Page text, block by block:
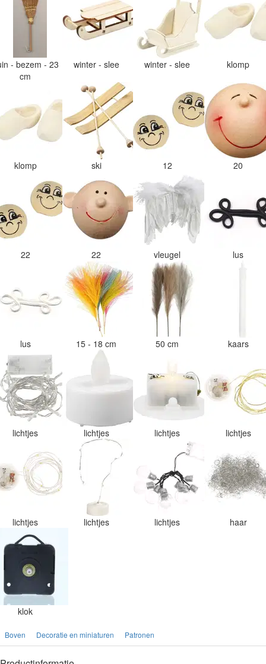
- bezem - 23
cm
winter - slee winter - slee klomp
klomp ski 12 20
22 22 vleugel lus
lus 15 - 18 cm 50 cm kaars
lichtjes lichtjes lichtjes lichtjes
lichtjes lichtjes lichtjes haar
klok
Boven Decoratie en miniaturen Patronen